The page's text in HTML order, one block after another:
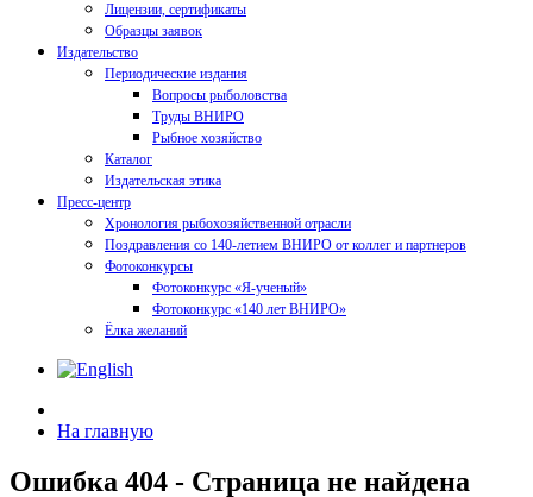
Лицензии, сертификаты
Образцы заявок
Издательство
Периодические издания
Вопросы рыболовства
Труды ВНИРО
Рыбное хозяйство
Каталог
Издательская этика
Пресс-центр
Хронология рыбохозяйственной отрасли
Поздравления со 140-летием ВНИРО от коллег и партнеров
Фотоконкурсы
Фотоконкурс «Я-ученый»
Фотоконкурс «140 лет ВНИРО»
Ёлка желаний
На главную
Ошибка 404 - Страница не найдена